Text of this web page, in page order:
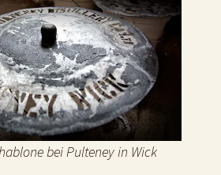
bei Pulteney in Wick